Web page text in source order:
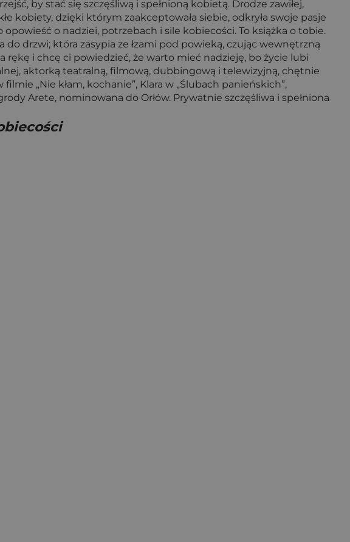
by stać się szczęśliwą i spełnioną kobietą. Drodze zawiłej,
kobiety, dzięki którym zaakceptowała siebie, odkryła swoje pasje
o nadziei, potrzebach i sile kobiecości. To książka o tobie.
drzwi; która zasypia ze łzami pod powieką, czując wewnętrzną
rękę i chcę ci powiedzieć, że warto mieć nadzieję, bo życie lubi
aktorką teatralną, filmową, dubbingową i telewizyjną, chętnie
„Nie kłam, kochanie”, Klara w „Ślubach panieńskich”,
Arete, nominowana do Orłów. Prywatnie szczęśliwa i spełniona